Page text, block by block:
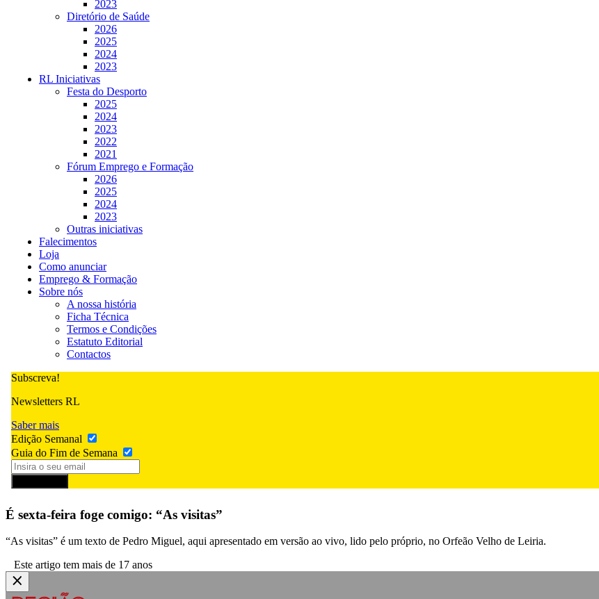
2023
Diretório de Saúde
2026
2025
2024
2023
RL Iniciativas
Festa do Desporto
2025
2024
2023
2022
2021
Fórum Emprego e Formação
2026
2025
2024
2023
Outras iniciativas
Falecimentos
Loja
Como anunciar
Emprego & Formação
Sobre nós
A nossa história
Ficha Técnica
Termos e Condições
Estatuto Editorial
Contactos
Subscreva!
Newsletters RL
Saber mais
Edição Semanal
Guia do Fim de Semana
É sexta-feira foge comigo: “As visitas”
“As visitas” é um texto de Pedro Miguel, aqui apresentado em versão ao vivo, lido pelo próprio, no Orfeão Velho de Leiria.
Este artigo tem mais de 17 anos